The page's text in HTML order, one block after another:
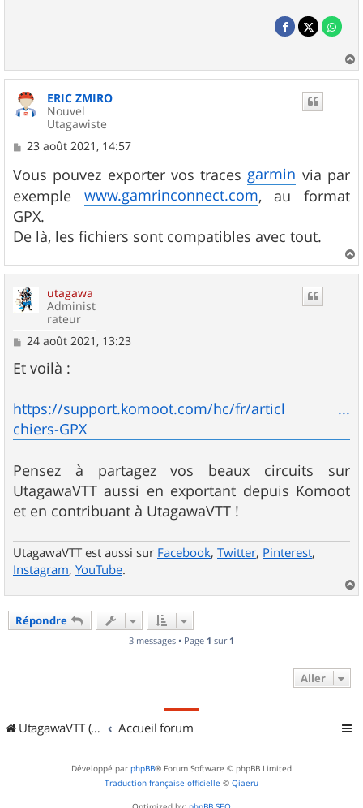
a
ERIC ZMIRO
Nouvel
Utagawiste
M
s
s
a
g
e
23 août 2021, 14:57
Vous pouvez exporter vos traces garmin via par
exemple www.gamrinconnect.com, au format
GPX.
De là, les fichiers sont compatibles avec tout.
a
utagawa
Administ
rateur
M
s
s
g
e
24 août 2021, 13:23
Et voilà :
https://support.komoot.com/hc/fr/articl ...
chiers-GPX
Pensez à partagez vos beaux circuits sur
UtagawaVTT aussi en exportant depuis Komoot
et en contribuant à UtagawaVTT !
UtagawaVTT est aussi sur Facebook, Twitter, Pinterest,
Instagram, YouTube.
a
Répondre
3 messages • Page 1 sur 1
Aller
UtagawaVTT (Randos VTT et VTTAE avec traces GPS) Accueil forum
Développé par phpBB® Forum Software © phpBB Limited
Traduction française officielle © Qiaeru